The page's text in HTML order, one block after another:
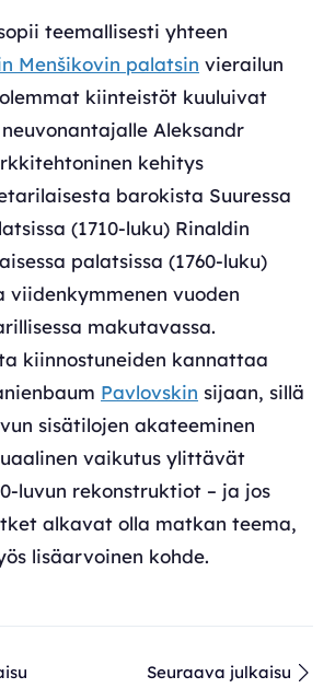
teemallisesti yhteen
Menšikovin palatsin vierailun
kiinteistöt kuuluivat
Aleksandr
kehitys
barokista Suuressa
(1710-luku) Rinaldin
palatsissa (1760-luku)
viidenkymmenen vuoden
makutavassa.
kiinnostuneiden kannattaa
Pavlovskin sijaan, sillä
sisätilojen akateeminen
vaikutus ylittävät
luvun rekonstruktiot – ja jos
alkavat olla matkan teema,
lisäarvoinen kohde.
Seuraava julkaisu